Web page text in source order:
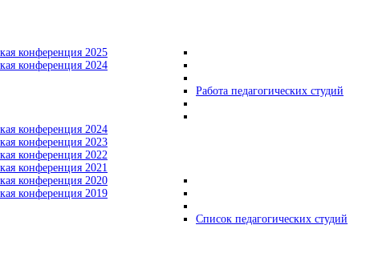
конференция 2025
конференция 2024
Работа педагогических студий
конференция 2024
конференция 2023
конференция 2022
конференция 2021
конференция 2020
конференция 2019
Список педагогических студий